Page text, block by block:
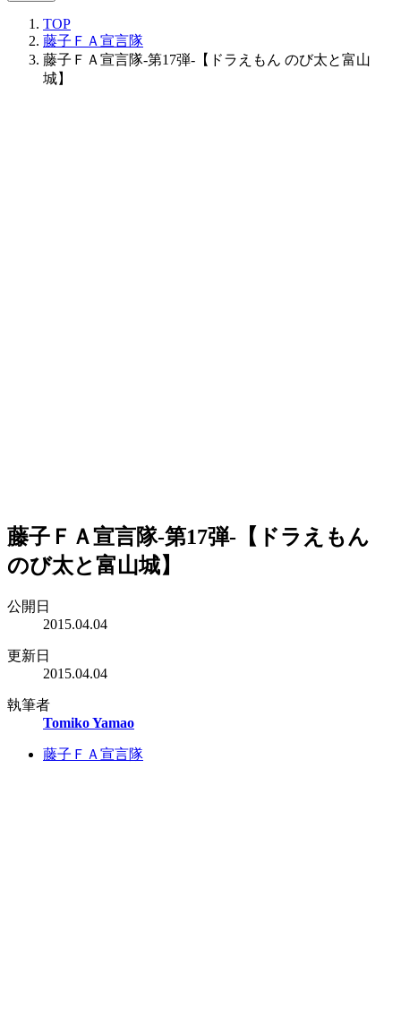
TOP
藤子ＦＡ宣言隊
藤子ＦＡ宣言隊-第17弾-【ドラえもん のび太と富山
城】
藤子ＦＡ宣言隊-第17弾-【ドラえもん
のび太と富山城】
公開日
2015.04.04
更新日
2015.04.04
執筆者
Tomiko Yamao
藤子ＦＡ宣言隊